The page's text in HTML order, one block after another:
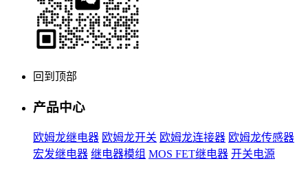
回到顶部
产品中心
欧姆龙继电器 欧姆龙开关 欧姆龙连接器 欧姆龙传感器
宏发继电器 继电器模组 MOS FET继电器 开关电源